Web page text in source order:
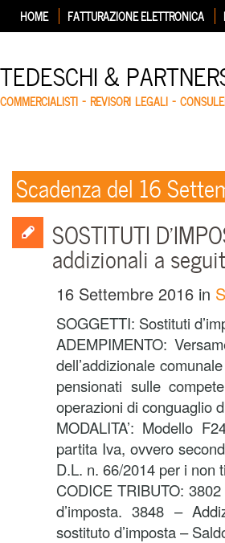
HOME FATTURAZIONE ELETTRONICA
TEDESCHI &
COMMERCIALISTI – REVISORI LEGALI –
Scadenza del 16
SOSTITUTI
addizionali a
16 Settembre 2016 in
SOGGETTI: Sostituti
ADEMPIMENTO:
dell’addizionale
pensionati sulle
operazioni di conguaglio
MODALITA’: Modello
partita Iva, ovvero
D.L. n. 66/2014 per i non
CODICE TRIBUTO:
d’imposta. 3848 –
sostituto d’imposta –